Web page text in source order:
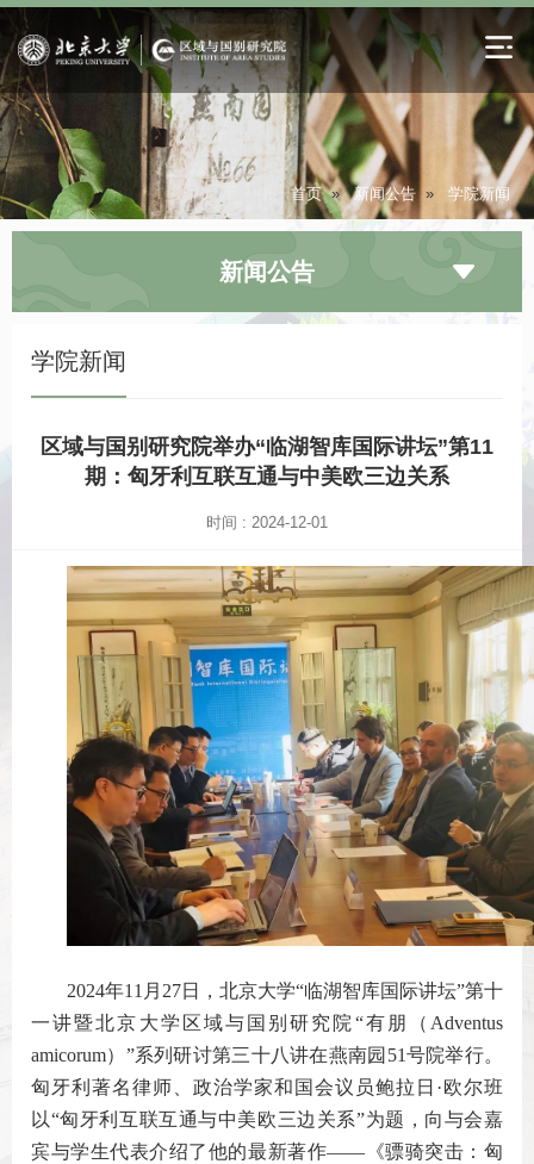
首页 » 新闻公告 » 学院新闻
新闻公告
学院新闻
区域与国别研究院举办“临湖智库国际讲坛”第11
期：匈牙利互联互通与中美欧三边关系
时间 : 2024-12-01
2024年11月27日，北京大学“临湖智库国际讲坛”第十
一讲暨北京大学区域与国别研究院“有朋（Adventus
amicorum）”系列研讨第三十八讲在燕南园51号院举行。
匈牙利著名律师、政治学家和国会议员鲍拉日·欧尔班
以“匈牙利互联互通与中美欧三边关系”为题，向与会嘉
宾与学生代表介绍了他的最新著作——《骠骑突击：匈